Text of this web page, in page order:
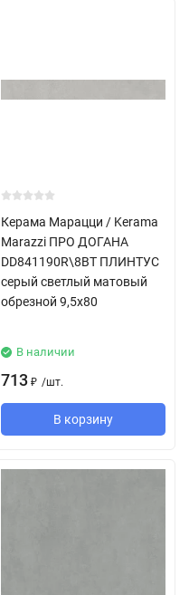
Керама Марацци / Kerama
Marazzi ПРО ДОГАНА
DD841190R\8BT ПЛИНТУС
серый светлый матовый
обрезной 9,5x80
В наличии
713 ₽ /шт.
В корзину